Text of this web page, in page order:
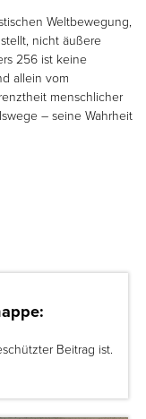
Weltbewegung,
nicht äußere
256 ist keine
allein vom
menschlicher
– seine Wahrheit
Beitrag ist.